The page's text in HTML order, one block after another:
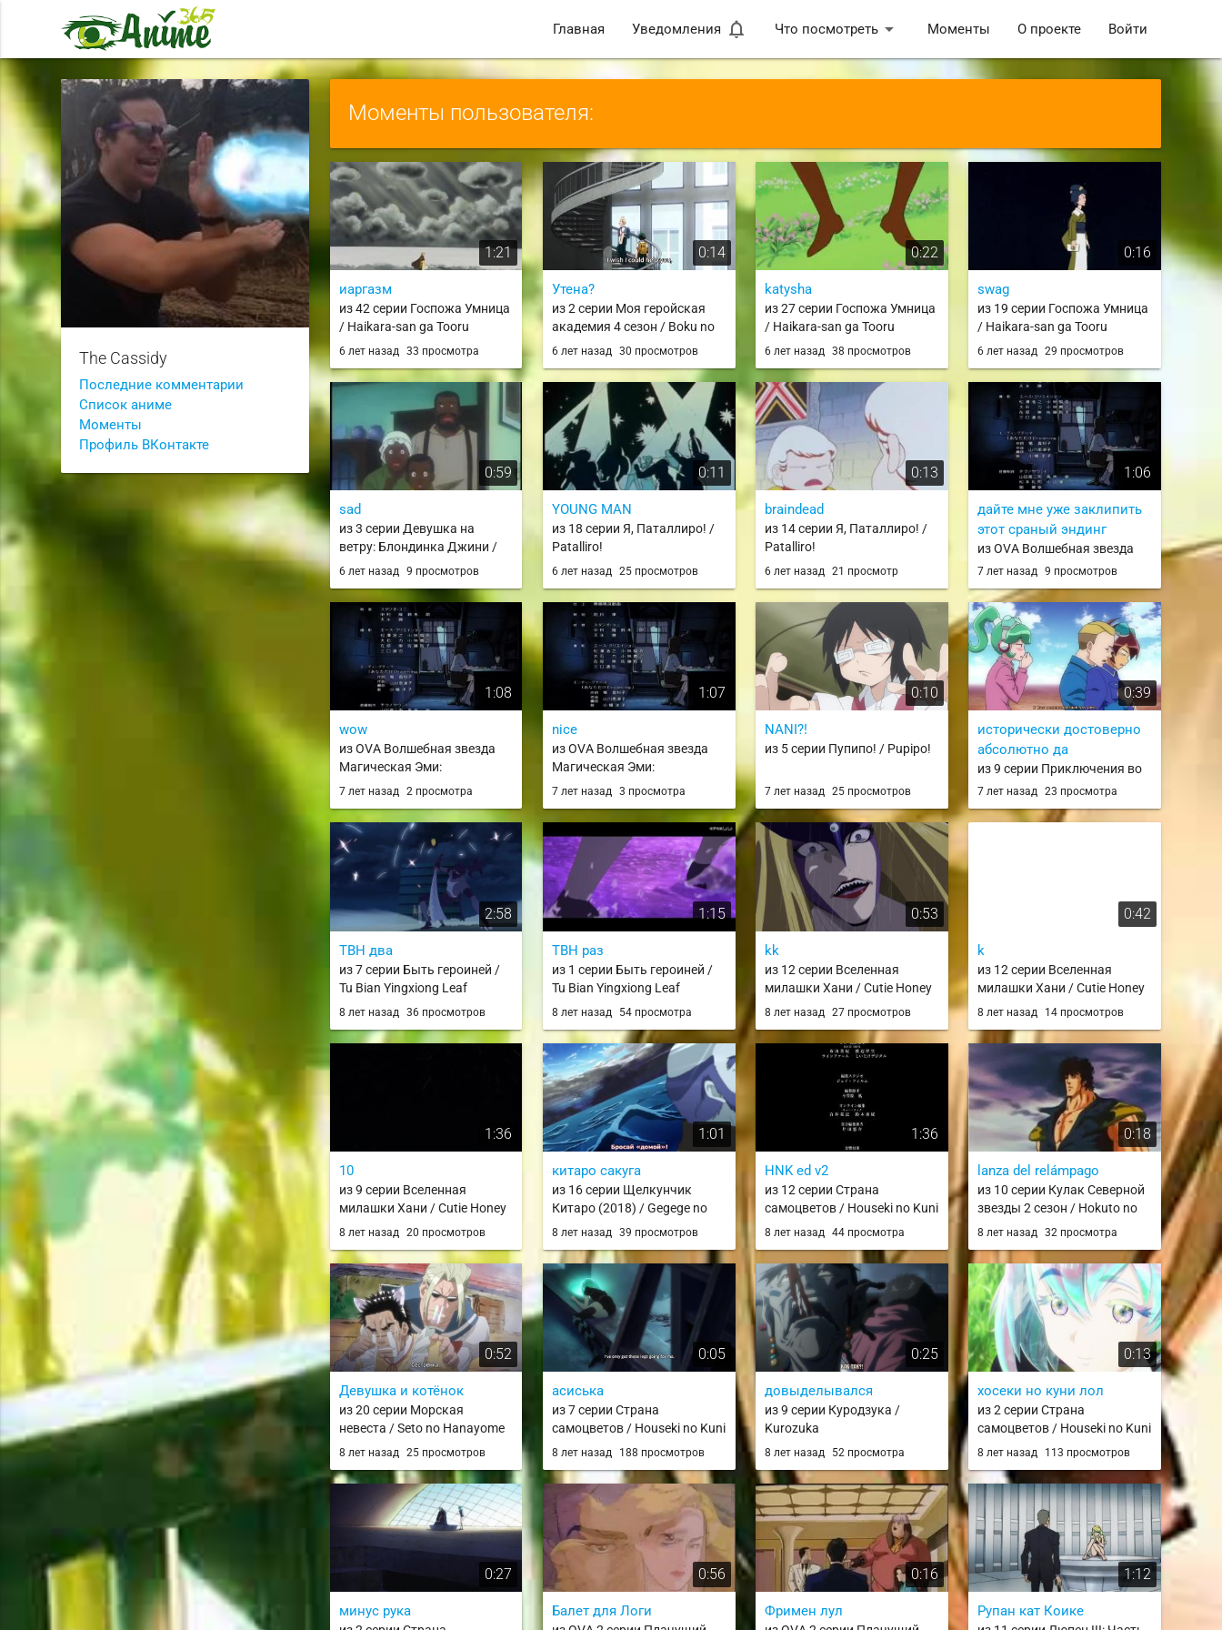
Главная Уведомления notifications_none Что посмотретьarrow_drop_down Моменты О проекте Войти
The Cassidy
Последние комментарии
Список аниме
Моменты
Профиль ВКонтакте
Моменты пользователя:
1:21
иаргазм
из 42 серии Госпожа Умница
/ Haikara-san ga Tooru
6 лет назад 33 просмотра
0:14
Утена?
из 2 серии Моя геройская
академия 4 сезон / Boku no
Hero Academia 4th Season
6 лет назад 30 просмотров
0:22
katysha
из 27 серии Госпожа Умница
/ Haikara-san ga Tooru
6 лет назад 38 просмотров
0:16
swag
из 19 серии Госпожа Умница
/ Haikara-san ga Tooru
6 лет назад 29 просмотров
0:59
sad
из 3 серии Девушка на
ветру: Блондинка Джини /
Kaze no Naka no Shoujo:
6 лет назад 9 просмотров
0:11
YOUNG MAN
из 18 серии Я, Паталлиро! /
Patalliro!
6 лет назад 25 просмотров
0:13
braindead
из 14 серии Я, Паталлиро! /
Patalliro!
6 лет назад 21 просмотр
1:06
дайте мне уже заклипить
этот сраный эндинг
из OVA Волшебная звезда
Магическая Эми:
no Star Magical Emi: Kumo
Hikaru
7 лет назад 9 просмотров
1:08
wow
из OVA Волшебная звезда
Магическая Эми:
Мерцающие облака / Mahou
Hikaru
7 лет назад 2 просмотра
1:07
nice
из OVA Волшебная звезда
Магическая Эми:
Мерцающие облака / Mahou
Hikaru
7 лет назад 3 просмотра
0:10
NANI?!
из 5 серии Пупипо! / Pupipo!
7 лет назад 25 просмотров
0:39
исторически достоверно
абсолютно да
из 9 серии Приключения во
времени 24 / Time Bokan 24
7 лет назад 23 просмотра
2:58
TBH два
из 7 серии Быть героиней /
Tu Bian Yingxiong Leaf
8 лет назад 36 просмотров
1:15
TBH раз
из 1 серии Быть героиней /
Tu Bian Yingxiong Leaf
8 лет назад 54 просмотра
0:53
kk
из 12 серии Вселенная
милашки Хани / Cutie Honey
Universe
8 лет назад 27 просмотров
0:42
k
из 12 серии Вселенная
милашки Хани / Cutie Honey
Universe
8 лет назад 14 просмотров
1:36
10
из 9 серии Вселенная
милашки Хани / Cutie Honey
Universe
8 лет назад 20 просмотров
1:01
китаро сакуга
из 16 серии Щелкунчик
Китаро (2018) / Gegege no
Kitarou (2018)
8 лет назад 39 просмотров
1:36
HNK ed v2
из 12 серии Страна
самоцветов / Houseki no Kuni
8 лет назад 44 просмотра
0:18
lanza del relámpago
из 10 серии Кулак Северной
звезды 2 сезон / Hokuto no
Ken 2
8 лет назад 32 просмотра
0:52
Девушка и котёнок
из 20 серии Морская
невеста / Seto no Hanayome
8 лет назад 25 просмотров
0:05
асиська
из 7 серии Страна
самоцветов / Houseki no Kuni
8 лет назад 188 просмотров
0:25
довыделывался
из 9 серии Куродзука /
Kurozuka
8 лет назад 52 просмотра
0:13
хосеки но куни лол
из 2 серии Страна
самоцветов / Houseki no Kuni
8 лет назад 113 просмотров
0:27
минус рука
0:56
Балет для Логи
0:16
Фримен лул
1:12
Рупан кат Коике